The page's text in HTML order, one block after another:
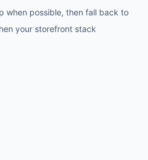
when possible, then fall back to
your storefront stack